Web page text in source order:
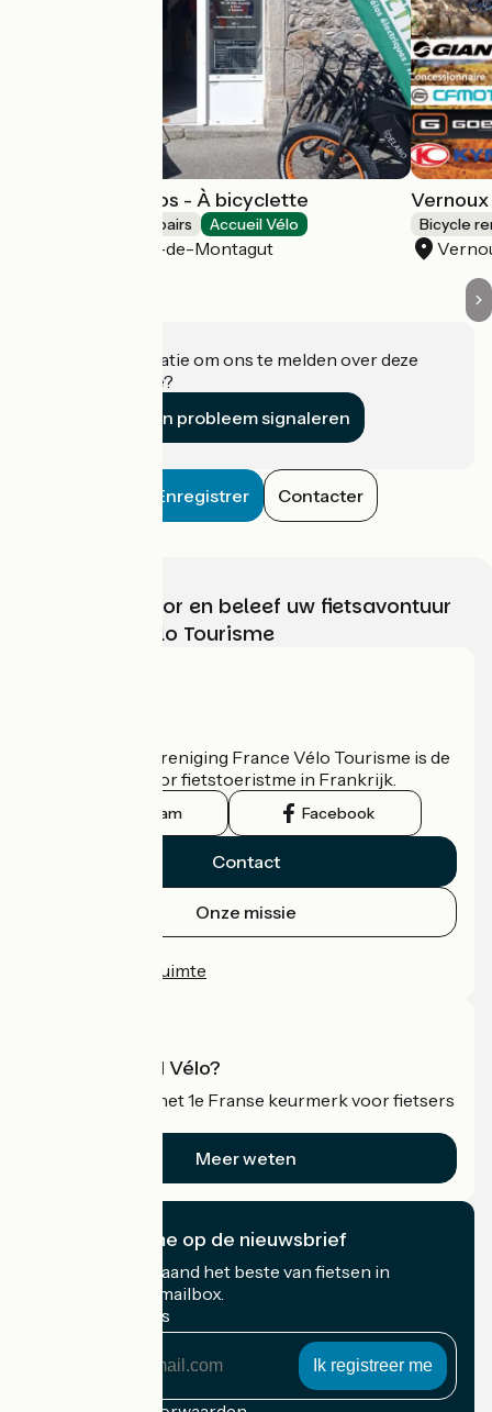
Location de vélos - À bicyclette
Bicycle rentals/ repairs Accueil Vélo
Saint-Sauveur-de-Montagut
Bicycle
Heeft u informatie om ons te melden over deze
accommodatie?
Een probleem signaleren
Enregistrer Contacter
Kies, bereid voor en beleef uw fietsavontuur
met France Vélo Tourisme
De nationale vereniging France Vélo Tourisme is de
officiële gids voor fietstoeristme in Frankrijk.
Instagram Facebook
Contact
Onze missie
Professionele ruimte
Wat is Accueil Vélo?
Accueil Vélo is het 1e Franse keurmerk voor fietsers
Meer weten
Ik abonneer me op de nieuwsbrief
Ontvang elke maand het beste van fietsen in
Frankrijk in uw mailbox.
Mijn e-mailadres